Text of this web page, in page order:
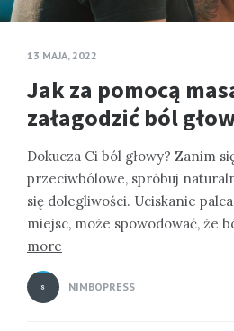
13 MAJA, 2022
Jak za pomocą
załagodzić ból
Dokucza Ci ból głowy? Zanim
przeciwbólowe, spróbuj
się dolegliwości. Uciskanie
miejsc, może spowodować, że
more
NIMBOPRESS